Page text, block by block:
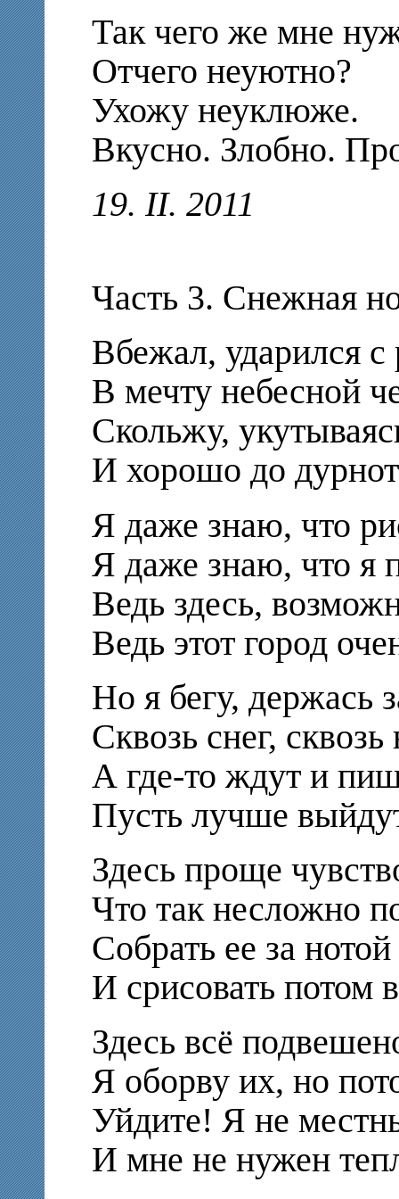
Так чего же мне
Отчего неуютно?
Ухожу неуклюже.
Вкусно. Злобно.
19. II. 2011
Часть 3. Снежная
Вбежал, ударился с
В мечту небесной
Скольжу,
И хорошо до
Я даже знаю, что
Я даже знаю, что я
Ведь здесь,
Ведь этот город
Но я бегу, держась
Сквозь снег,
А где-то ждут и
Пусть лучше
Здесь проще
Что так несложно
Собрать ее за
И срисовать потом
Здесь всё
Я оборву их, но
Уйдите! Я не
И мне не нужен